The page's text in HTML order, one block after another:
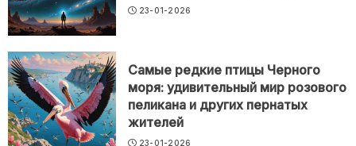
23-01-2026
Самые редкие птицы Черного
моря: удивительный мир розового
пеликана и других пернатых
жителей
23-01-2026